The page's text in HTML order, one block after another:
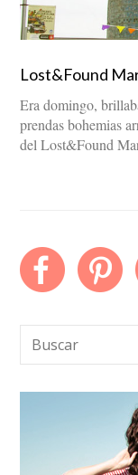
Lost&Found
Era domingo,
prendas bohemias
del Lost&Found